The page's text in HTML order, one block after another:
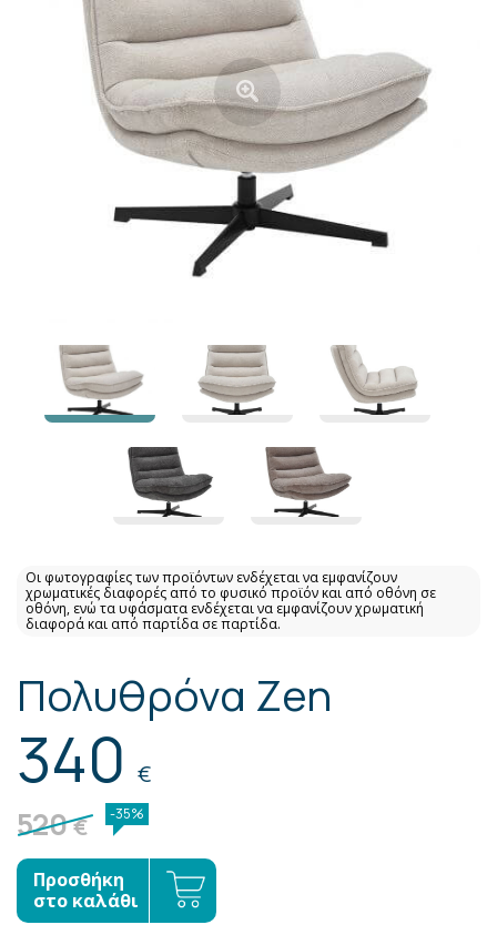
Οι φωτογραφίες των προϊόντων ενδέχεται να εμφανίζουν
χρωματικές διαφορές από το φυσικό προϊόν και από οθόνη σε
οθόνη, ενώ τα υφάσματα ενδέχεται να εμφανίζουν χρωματική
διαφορά και από παρτίδα σε παρτίδα.
Πολυθρόνα Zen
340 €
520€ -35%
Προσθήκη
στο καλάθι